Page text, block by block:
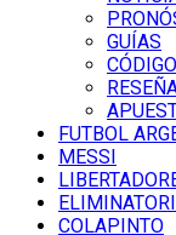
GUÍAS
FUTBOL
MESSI
COLAPINTO